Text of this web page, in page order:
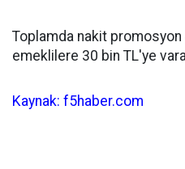
Toplamda nakit
emeklilere 30 bin TL'ye
Kaynak: f5haber.com